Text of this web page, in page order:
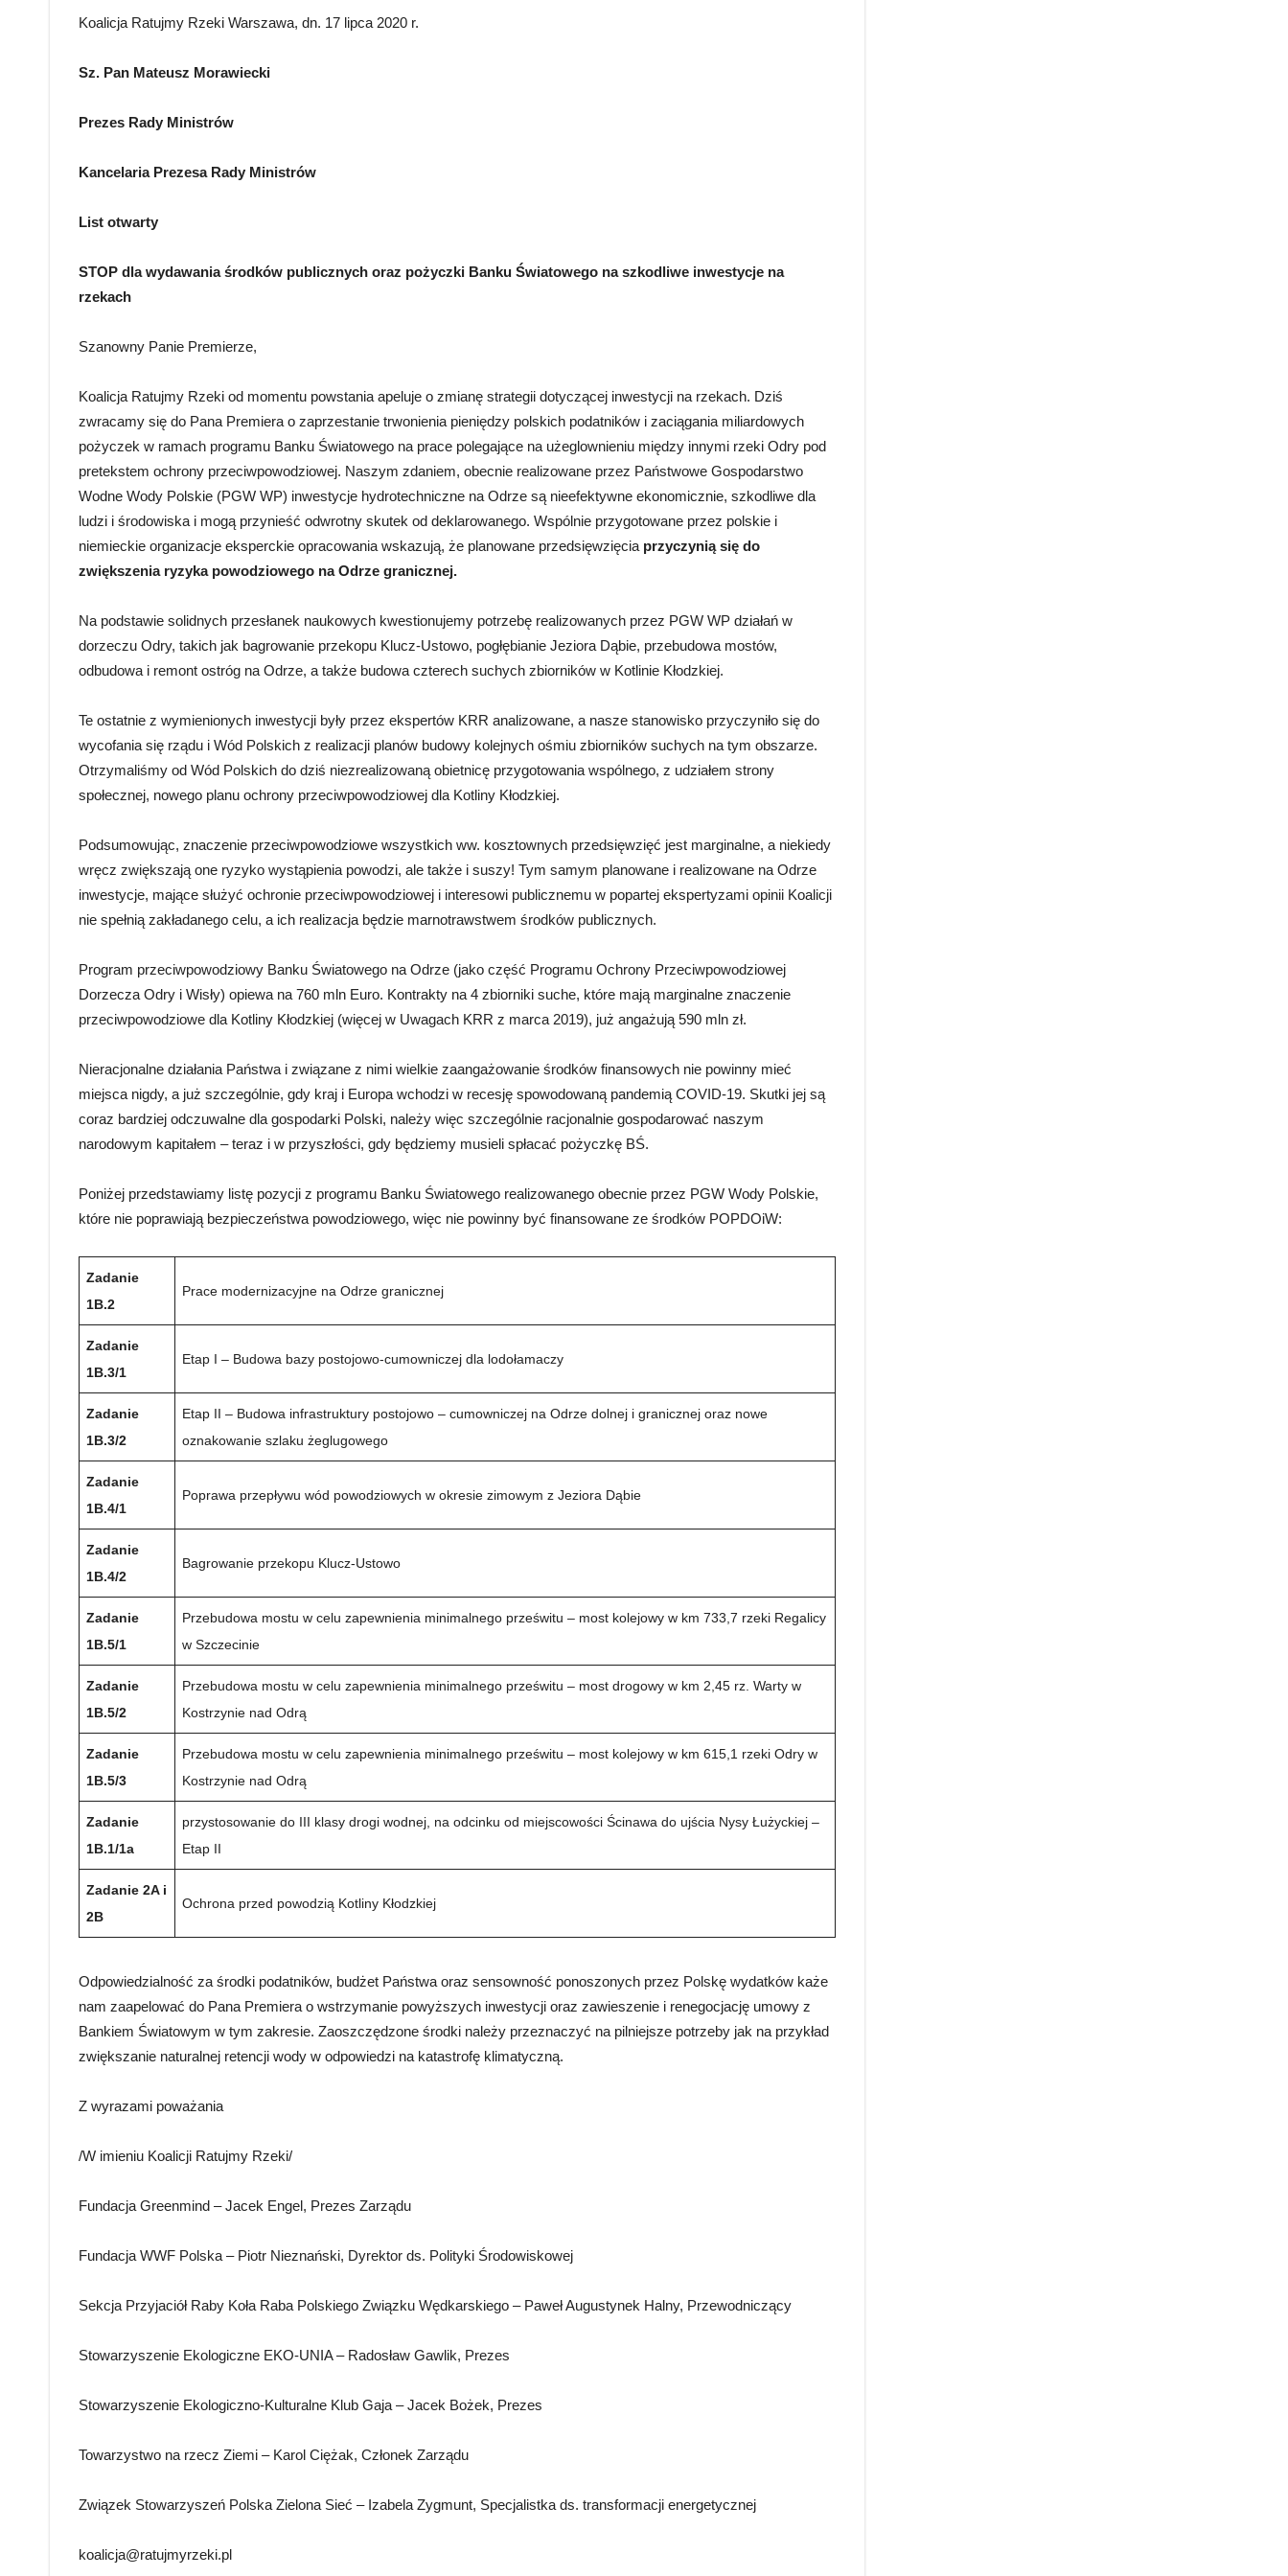
Koalicja Ratujmy Rzeki Warszawa, dn. 17 lipca 2020 r.
Sz. Pan Mateusz Morawiecki
Prezes Rady Ministrów
Kancelaria Prezesa Rady Ministrów
List otwarty
STOP dla wydawania środków publicznych oraz pożyczki Banku Światowego na szkodliwe inwestycje na
rzekach
Szanowny Panie Premierze,
Koalicja Ratujmy Rzeki od momentu powstania apeluje o zmianę strategii dotyczącej inwestycji na rzekach. Dziś
zwracamy się do Pana Premiera o zaprzestanie trwonienia pieniędzy polskich podatników i zaciągania miliardowych
pożyczek w ramach programu Banku Światowego na prace polegające na użeglownieniu między innymi rzeki Odry pod
pretekstem ochrony przeciwpowodziowej. Naszym zdaniem, obecnie realizowane przez Państwowe Gospodarstwo
Wodne Wody Polskie (PGW WP) inwestycje hydrotechniczne na Odrze są nieefektywne ekonomicznie, szkodliwe dla
ludzi i środowiska i mogą przynieść odwrotny skutek od deklarowanego. Wspólnie przygotowane przez polskie i
niemieckie organizacje eksperckie opracowania wskazują, że planowane przedsięwzięcia przyczynią się do
zwiększenia ryzyka powodziowego na Odrze granicznej.
Na podstawie solidnych przesłanek naukowych kwestionujemy potrzebę realizowanych przez PGW WP działań w
dorzeczu Odry, takich jak bagrowanie przekopu Klucz-Ustowo, pogłębianie Jeziora Dąbie, przebudowa mostów,
odbudowa i remont ostróg na Odrze, a także budowa czterech suchych zbiorników w Kotlinie Kłodzkiej.
Te ostatnie z wymienionych inwestycji były przez ekspertów KRR analizowane, a nasze stanowisko przyczyniło się do
wycofania się rządu i Wód Polskich z realizacji planów budowy kolejnych ośmiu zbiorników suchych na tym obszarze.
Otrzymaliśmy od Wód Polskich do dziś niezrealizowaną obietnicę przygotowania wspólnego, z udziałem strony
społecznej, nowego planu ochrony przeciwpowodziowej dla Kotliny Kłodzkiej.
Podsumowując, znaczenie przeciwpowodziowe wszystkich ww. kosztownych przedsięwzięć jest marginalne, a niekiedy
wręcz zwiększają one ryzyko wystąpienia powodzi, ale także i suszy! Tym samym planowane i realizowane na Odrze
inwestycje, mające służyć ochronie przeciwpowodziowej i interesowi publicznemu w popartej ekspertyzami opinii Koalicji
nie spełnią zakładanego celu, a ich realizacja będzie marnotrawstwem środków publicznych.
Program przeciwpowodziowy Banku Światowego na Odrze (jako część Programu Ochrony Przeciwpowodziowej
Dorzecza Odry i Wisły) opiewa na 760 mln Euro. Kontrakty na 4 zbiorniki suche, które mają marginalne znaczenie
przeciwpowodziowe dla Kotliny Kłodzkiej (więcej w Uwagach KRR z marca 2019), już angażują 590 mln zł.
Nieracjonalne działania Państwa i związane z nimi wielkie zaangażowanie środków finansowych nie powinny mieć
miejsca nigdy, a już szczególnie, gdy kraj i Europa wchodzi w recesję spowodowaną pandemią COVID-19. Skutki jej są
coraz bardziej odczuwalne dla gospodarki Polski, należy więc szczególnie racjonalnie gospodarować naszym
narodowym kapitałem – teraz i w przyszłości, gdy będziemy musieli spłacać pożyczkę BŚ.
Poniżej przedstawiamy listę pozycji z programu Banku Światowego realizowanego obecnie przez PGW Wody Polskie,
które nie poprawiają bezpieczeństwa powodziowego, więc nie powinny być finansowane ze środków POPDOiW:
Zadanie
1B.2
Prace modernizacyjne na Odrze granicznej
Zadanie
1B.3/1
Etap I – Budowa bazy postojowo-cumowniczej dla lodołamaczy
Zadanie
1B.3/2
Etap II – Budowa infrastruktury postojowo – cumowniczej na Odrze dolnej i granicznej oraz nowe
oznakowanie szlaku żeglugowego
Zadanie
1B.4/1
Poprawa przepływu wód powodziowych w okresie zimowym z Jeziora Dąbie
Zadanie
1B.4/2
Bagrowanie przekopu Klucz-Ustowo
Zadanie
1B.5/1
Przebudowa mostu w celu zapewnienia minimalnego prześwitu – most kolejowy w km 733,7 rzeki Regalicy
w Szczecinie
Zadanie
1B.5/2
Przebudowa mostu w celu zapewnienia minimalnego prześwitu – most drogowy w km 2,45 rz. Warty w
Kostrzynie nad Odrą
Zadanie
1B.5/3
Przebudowa mostu w celu zapewnienia minimalnego prześwitu – most kolejowy w km 615,1 rzeki Odry w
Kostrzynie nad Odrą
Zadanie
1B.1/1a
przystosowanie do III klasy drogi wodnej, na odcinku od miejscowości Ścinawa do ujścia Nysy Łużyckiej –
Etap II
Zadanie 2A i
2B
Ochrona przed powodzią Kotliny Kłodzkiej
Odpowiedzialność za środki podatników, budżet Państwa oraz sensowność ponoszonych przez Polskę wydatków każe
nam zaapelować do Pana Premiera o wstrzymanie powyższych inwestycji oraz zawieszenie i renegocjację umowy z
Bankiem Światowym w tym zakresie. Zaoszczędzone środki należy przeznaczyć na pilniejsze potrzeby jak na przykład
zwiększanie naturalnej retencji wody w odpowiedzi na katastrofę klimatyczną.
Z wyrazami poważania
/W imieniu Koalicji Ratujmy Rzeki/
Fundacja Greenmind – Jacek Engel, Prezes Zarządu
Fundacja WWF Polska – Piotr Nieznański, Dyrektor ds. Polityki Środowiskowej
Sekcja Przyjaciół Raby Koła Raba Polskiego Związku Wędkarskiego – Paweł Augustynek Halny, Przewodniczący
Stowarzyszenie Ekologiczne EKO-UNIA – Radosław Gawlik, Prezes
Stowarzyszenie Ekologiczno-Kulturalne Klub Gaja – Jacek Bożek, Prezes
Towarzystwo na rzecz Ziemi – Karol Ciężak, Członek Zarządu
Związek Stowarzyszeń Polska Zielona Sieć – Izabela Zygmunt, Specjalistka ds. transformacji energetycznej
koalicja@ratujmyrzeki.pl